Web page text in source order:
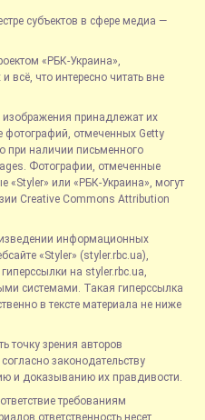
субъектов в сфере медиа —
«РБК-Украина»,
что интересно читать вне
принадлежат их
отмеченных Getty
при наличии письменного
Фотографии, отмеченные
«Styler» или «РБК-Украина», могут
Creative Commons Attribution
информационных
«Styler» (styler.rbc.ua),
на styler.rbc.ua,
системами. Такая гиперссылка
в тексте материала не ниже
точку зрения авторов
законодательству
и доказыванию их правдивости.
требованиям